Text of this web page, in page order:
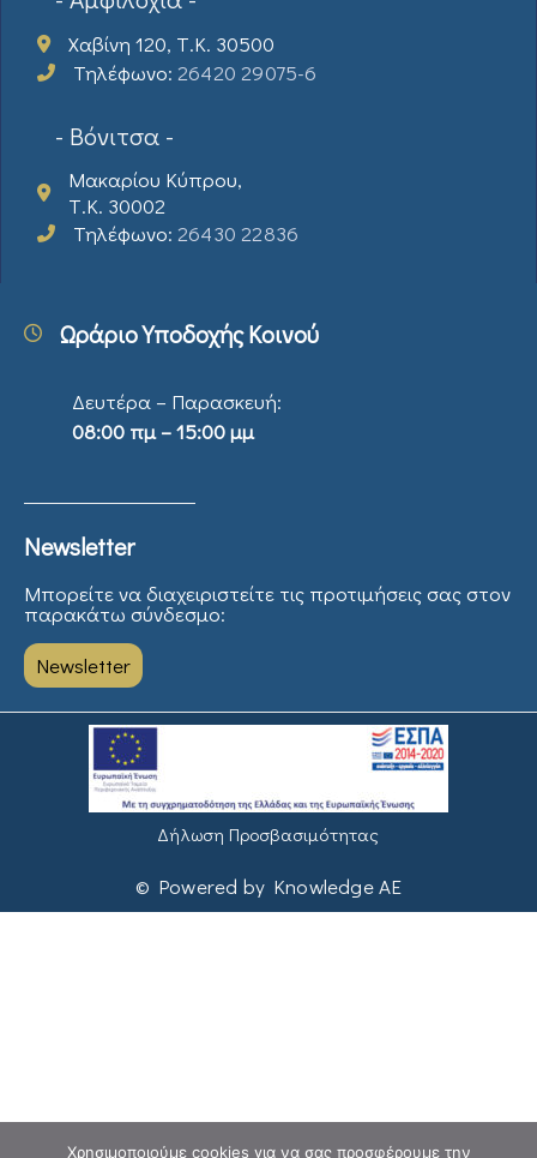
Χαβίνη 120, Τ.Κ. 30500
Τηλέφωνο: 26420 29075-6
- Βόνιτσα -
Μακαρίου Κύπρου,
Τ.Κ. 30002
Τηλέφωνο: 26430 22836
Ωράριο Υποδοχής Κοινού
Δευτέρα – Παρασκευή:
08:00 πμ – 15:00 μμ
Newsletter
Μπορείτε να διαχειριστείτε τις προτιμήσεις σας στον
παρακάτω σύνδεσμο:
Newsletter
Δήλωση Προσβασιμότητας
© Powered by Knowledge AE
Χρησιμοποιούμε cookies για να σας προσφέρουμε την